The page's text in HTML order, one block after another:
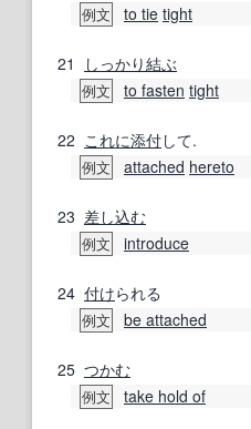
例文 to tie tight
21 しっかり結ぶ
例文 to fasten tight
22 これに添付して.
例文 attached hereto
23 差し込む
例文 introduce
24 付けられる
例文 be attached
25 つかむ
例文 take hold of